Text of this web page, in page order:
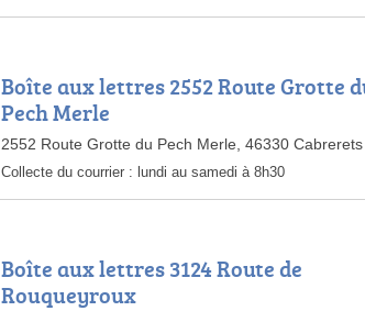
Boîte aux lettres 2552 Route Grotte
Pech Merle
2552 Route Grotte du Pech Merle, 46330 Cabrerets
Collecte du courrier : lundi au samedi à 8h30
Boîte aux lettres 3124 Route de
Rouqueyroux